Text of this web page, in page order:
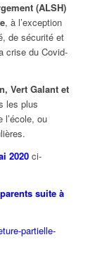
(ALSH)
, à l’exception
de sécurité et
crise du Covid-
Vert Galant et
les plus
l’école, ou
2020ci-
suite à
partielle-